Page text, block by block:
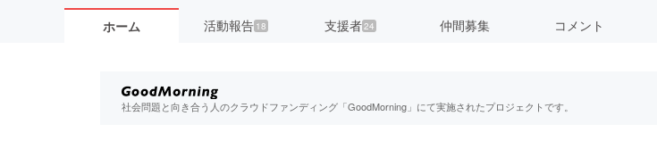
ホーム 活動報告 18 支援者 24 仲間募集 コメント
社会問題と向き合う人のクラウドファンディング「GoodMorning」にて実施されたプロジェクトです。